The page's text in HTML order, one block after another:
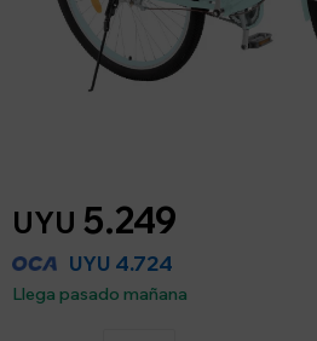
UYU 5.249
UYU 4.724
Llega pasado mañana